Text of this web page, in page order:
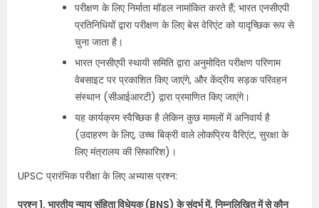
परीक्षण के लिए निर्माता मॉडल नामांकित करते हैं; भारत एनसीएपी
प्रतिनिधियों द्वारा परीक्षण के लिए बेस वेरिएंट को यादृच्छिक रूप से
चुना जाता है।
भारत एनसीएपी स्थायी समिति द्वारा अनुमोदित परीक्षण परिणाम
वेबसाइट पर प्रकाशित किए जाएंगे, और केंद्रीय सड़क परिवहन
संस्थान (सीआईआरटी) द्वारा प्रमाणित किए जाएंगे।
यह कार्यक्रम स्वैच्छिक है लेकिन कुछ मामलों में अनिवार्य है
(उदाहरण के लिए, उच्च बिक्री वाले लोकप्रिय वैरिएंट, सुरक्षा के
लिए मंत्रालय की सिफारिश)।
UPSC प्रारंभिक परीक्षा के लिए अभ्यास प्रश्न:
प्रश्न 1. भारतीय न्याय संहिता विधेयक (BNS) के संदर्भ में, निम्नलिखित में से कौन